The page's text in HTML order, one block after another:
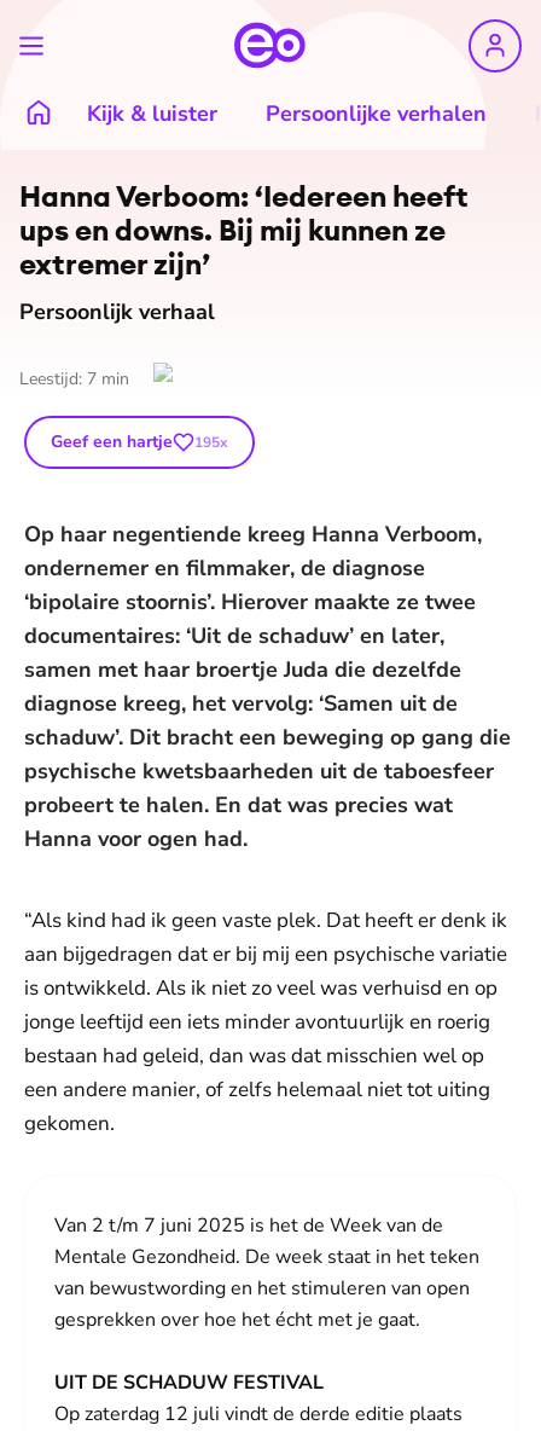
Kijk & luister Persoonlijke verhalen
©Elisabeth Ismail
Hanna Verboom: ‘Iedereen heeft
ups en downs. Bij mij kunnen ze
extremer zijn’
Persoonlijk verhaal
Leestijd: 7 min
Geef een hartje 195x
Op haar negentiende kreeg Hanna Verboom,
ondernemer en filmmaker, de diagnose
‘bipolaire stoornis’. Hierover maakte ze twee
documentaires: ‘Uit de schaduw’ en later,
samen met haar broertje Juda die dezelfde
diagnose kreeg, het vervolg: ‘Samen uit de
schaduw’. Dit bracht een beweging op gang die
psychische kwetsbaarheden uit de taboesfeer
probeert te halen. En dat was precies wat
Hanna voor ogen had.
“Als kind had ik geen vaste plek. Dat heeft er denk ik
aan bijgedragen dat er bij mij een psychische variatie
is ontwikkeld. Als ik niet zo veel was verhuisd en op
jonge leeftijd een iets minder avontuurlijk en roerig
bestaan had geleid, dan was dat misschien wel op
een andere manier, of zelfs helemaal niet tot uiting
gekomen.
Van 2 t/m 7 juni 2025 is het de Week van de
Mentale Gezondheid. De week staat in het teken
van bewustwording en het stimuleren van open
gesprekken over hoe het écht met je gaat.
UIT DE SCHADUW FESTIVAL
Op zaterdag 12 juli vindt de derde editie plaats